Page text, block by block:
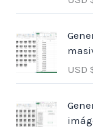
USD